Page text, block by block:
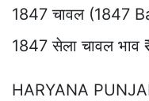
1847 चावल (1847
1847 सेला चावल
HARYANA